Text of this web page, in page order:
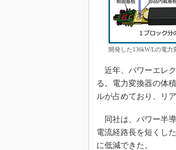
開発した136kW/Lの電
近年、パワーエレ
る。電力変換器の体
ルが占めており、リ
同社は、パワー半導
電流経路長を短くし
に低減できた。